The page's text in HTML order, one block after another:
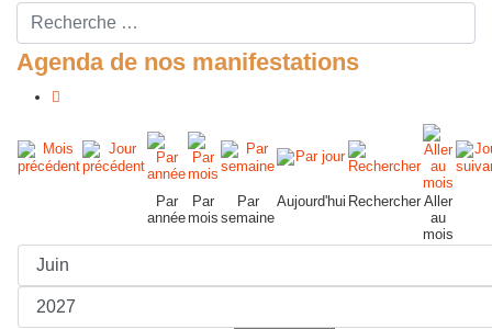
Rechercher ...
Agenda de nos manifestations
Par
année
Par
mois
Par
semaine
Aujourd'hui Rechercher Aller
au
mois